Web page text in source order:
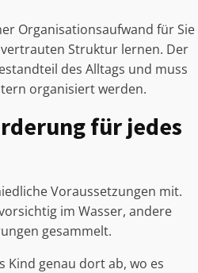
Organisationsaufwand für Sie
Struktur lernen. Der
des Alltags und muss
organisiert werden.
für jedes
Voraussetzungen mit.
im Wasser, andere
gesammelt.
Kind genau dort ab, wo es